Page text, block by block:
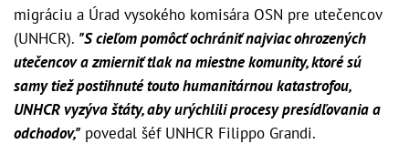
migráciu a Úrad vysokého komisára OSN pre utečencov
(UNHCR). "S cieľom pomôcť ochrániť najviac ohrozených
utečencov a zmierniť tlak na miestne komunity, ktoré sú
samy tiež postihnuté touto humanitárnou katastrofou,
UNHCR vyzýva štáty, aby urýchlili procesy presídľovania a
odchodov," povedal šéf UNHCR Filippo Grandi.